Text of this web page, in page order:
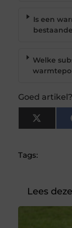
Is een
Welke
Goed
X
(Twitter)
Tags:
Lees deze